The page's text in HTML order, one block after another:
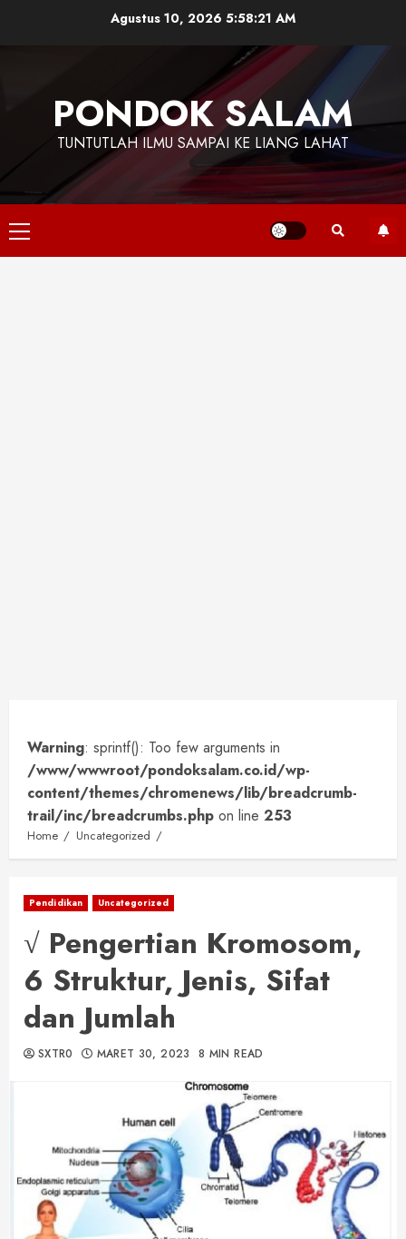
Agustus 10, 2026 5:58:23 AM
PONDOK SALAM
TUNTUTLAH ILMU SAMPAI KE LIANG LAHAT
Primary
Menu
Warning: sprintf(): Too few arguments in
/www/wwwroot/pondoksalam.co.id/wp-
content/themes/chromenews/lib/breadcrumb-
trail/inc/breadcrumbs.php on line 253
Home Uncategorized
Pendidikan Uncategorized
√ Pengertian Kromosom,
6 Struktur, Jenis, Sifat
dan Jumlah
SXTR0 MARET 30, 2023 8 MIN READ